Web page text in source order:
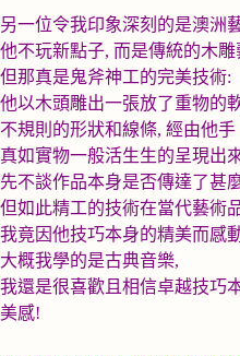
另一位令我印象深刻的是澳洲
他不玩新點子, 而是傳統的木雕
但那真是鬼斧神工的完美技術:
他以木頭雕出一張放了重物的
不規則的形狀和線條, 經由他手
真如實物一般活生生的呈現出
先不談作品本身是否傳達了甚
但如此精工的技術在當代藝術
我竟因他技巧本身的精美而感
大概我學的是古典音樂,
我還是很喜歡且相信卓越技巧
美感!